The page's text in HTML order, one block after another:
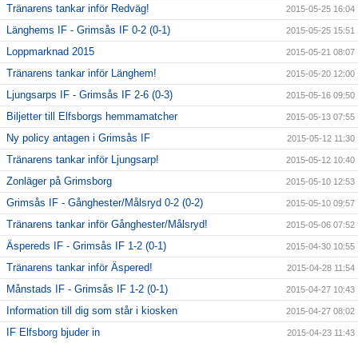
Tränarens tankar inför Redväg! 2015-05-25 16:04
Länghems IF - Grimsås IF 0-2 (0-1) 2015-05-25 15:51
Loppmarknad 2015 2015-05-21 08:07
Tränarens tankar inför Länghem! 2015-05-20 12:00
Ljungsarps IF - Grimsås IF 2-6 (0-3) 2015-05-16 09:50
Biljetter till Elfsborgs hemmamatcher 2015-05-13 07:55
Ny policy antagen i Grimsås IF 2015-05-12 11:30
Tränarens tankar inför Ljungsarp! 2015-05-12 10:40
Zonläger på Grimsborg 2015-05-10 12:53
Grimsås IF - Gånghester/Målsryd 0-2 (0-2) 2015-05-10 09:57
Tränarens tankar inför Gånghester/Målsryd! 2015-05-06 07:52
Äspereds IF - Grimsås IF 1-2 (0-1) 2015-04-30 10:55
Tränarens tankar inför Äspered! 2015-04-28 11:54
Månstads IF - Grimsås IF 1-2 (0-1) 2015-04-27 10:43
Information till dig som står i kiosken 2015-04-27 08:02
IF Elfsborg bjuder in 2015-04-23 11:43